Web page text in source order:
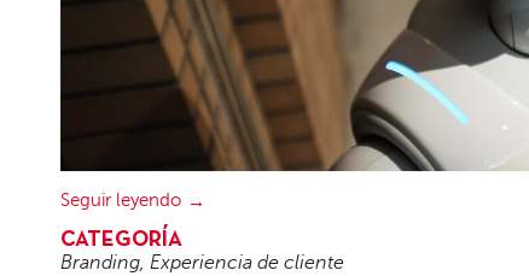
Seguir leyendo
CATEGORÍA
Branding, Experiencia de cliente